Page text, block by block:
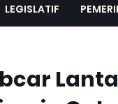
LEGISLATIF